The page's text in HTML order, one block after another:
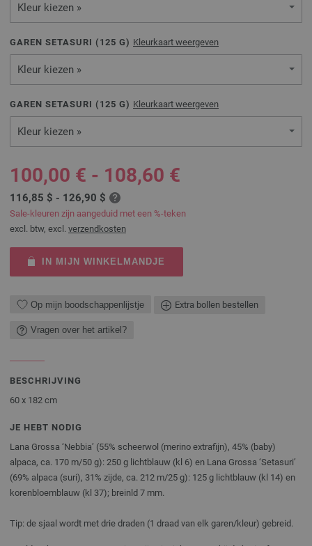
Kleur kiezen »
GAREN SETASURI ( 125 G) Kleurkaart weergeven
Kleur kiezen »
GAREN SETASURI ( 125 G) Kleurkaart weergeven
Kleur kiezen »
100,00 € - 108,60 €
116,85 $ - 126,90 $
Sale-kleuren zijn aangeduid met een %-teken
excl. btw, excl. verzendkosten
IN MIJN WINKELMANDJE
Op mijn boodschappenlijstje Extra bollen bestellen
Vragen over het artikel?
BESCHRIJVING
60 x 182 cm
JE HEBT NODIG
Lana Grossa ‘Nebbia’ (55% scheerwol (merino extrafijn), 45% (baby)
alpaca, ca. 170 m/50 g): 250 g lichtblauw (kl 6) en Lana Grossa ‘Setasuri’
(69% alpaca (suri), 31% zijde, ca. 212 m/25 g): 125 g lichtblauw (kl 14) en
korenbloemblauw (kl 37); breinld 7 mm.
Tip: de sjaal wordt met drie draden (1 draad van elk garen/kleur) gebreid.